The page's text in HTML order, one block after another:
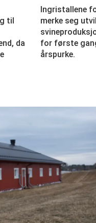
til
da
Ingristallene
merke seg
for første
årspurke.